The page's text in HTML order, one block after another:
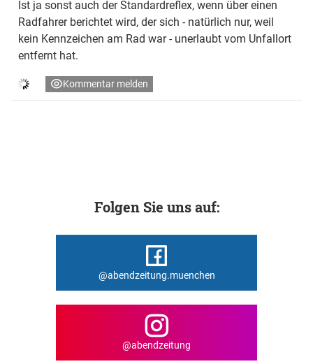
Ist ja sonst auch der Standardreflex, wenn über einen
Radfahrer berichtet wird, der sich - natürlich nur, weil
kein Kennzeichen am Rad war - unerlaubt vom Unfallort
entfernt hat.
Kommentar melden
Folgen Sie uns auf:
@abendzeitung.muenchen
@abendzeitung